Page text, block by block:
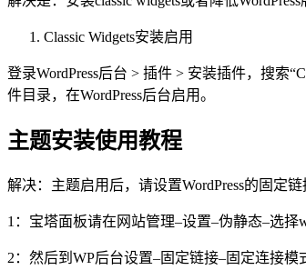
Classic Widgets安装启用
登录WordPress后台 > 插件 > 安装插件，搜索
件目录，在WordPress后台启用。
主题安装使用教程
解决：主题启用后，请设置WordPress的固定
1：宝塔面板请在网站管理–设置–伪静态–选择
2：然后到WP后台设置–固定链接–固定连接模